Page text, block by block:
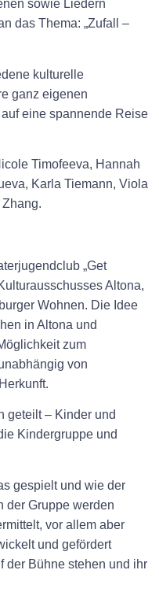
sowie Liedern
das Thema: „Zufall –
kulturelle
ganz eigenen
eine spannende Reise
Timofeeva, Hannah
Karla Tiemann, Viola
„Get
Altona,
Wohnen. Die Idee
in Altona und
zum
von
geteilt – Kinder und
Kindergruppe und
gespielt und wie der
der Gruppe werden
vor allem aber
und gefördert
der Bühne stehen und ihr